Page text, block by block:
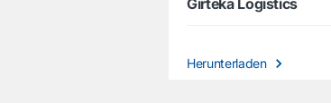
Girteka Logistics
Herunterladen